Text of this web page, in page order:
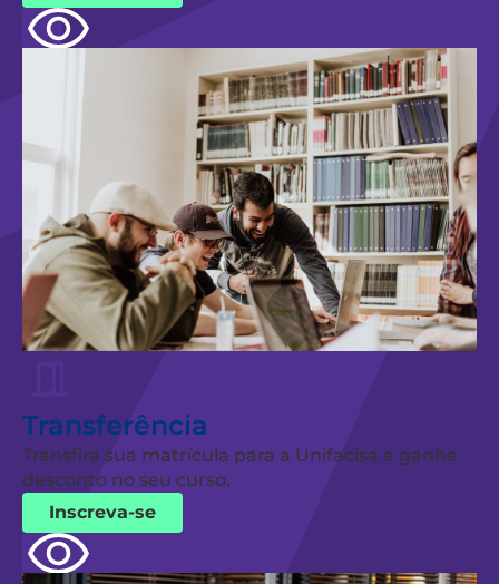
Transferência
Transfira sua matrícula para a Unifacisa e ganhe
desconto no seu curso.
Inscreva-se